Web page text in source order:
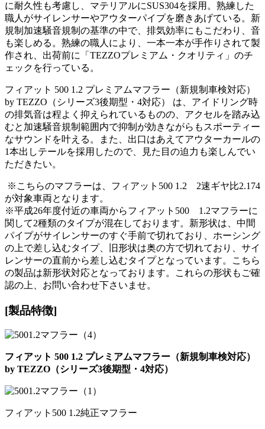
に耐久性も考慮し、マテリアルにSUS304を採用。熟練した
職人がサイレンサーやアウターパイプを磨きあげている。新
規制加速騒音規制の基準の中で、排気効率にもこだわり、音
も楽しめる。熟練の職人により、一本一本が手作りされて製
作され、出荷前に「TEZZOプレミアム・クオリティ」のチ
ェックを行っている。
フィアット 500 1.2 プレミアムマフラー（新規制車検対応）
by TEZZO（シリーズ3後期型・4対応） は、アイドリング時
の排気音は程よく抑えられているものの、アクセルを踏み込
むと加速騒音規制範囲内で抑制が効きながらもスポーティー
なサウンドを叶える。また、出口はあえてアウターカールの
1本出しテールを採用したので、見た目の迫力も楽しんでい
ただきたい。
※こちらのマフラーは、フィアット500 1.2 2速ギヤ比2.174
が対象車両となります。
※平成26年度付近の車両からフィアット500 1.2マフラーに
関して2種類のタイプが混在しております。新形状は、中間
パイプがサイレンサーのすぐ手前で切れており、ホーシング
の上で差し込むタイプ、旧形状は奥の方で切れており、サイ
レンサーの直前から差し込むタイプとなっています。こちら
の製品は新形状対応となっております。これらの形状もご確
認の上、お問い合わせ下さいませ。
[製品特徴]
フィアット 500 1.2 プレミアムマフラー（新規制車検対応）
by TEZZO（シリーズ3後期型・4対応）
フィアット500 1.2純正マフラー